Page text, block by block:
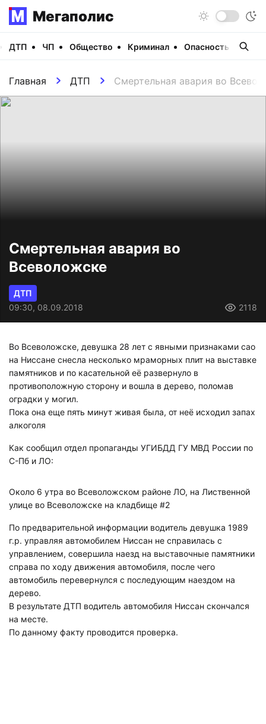
Мегаполис
ДТП ЧП Общество Криминал Опасность
Главная ДТП Смертельная авария во
Смертельная авария во
Всеволожске
ДТП
09:30, 08.09.2018
2118
Во Всеволожске, девушка 28 лет с явными признаками сао
на Ниссане снесла несколько мраморных плит на выставке
памятников и по касательной её развернуло в
противоположную сторону и вошла в дерево, поломав
оградки у могил.
Пока она еще пять минут живая была, от неё исходил запах
алкоголя
Как сообщил отдел пропаганды УГИБДД ГУ МВД России по
С-Пб и ЛО:
Около 6 утра во Всеволожском районе ЛО, на Лиственной
улице во Всеволожске на кладбище #2
По предварительной информации водитель девушка 1989
г.р. управляя автомобилем Ниссан не справилась с
управлением, совершила наезд на выставочные памятники
справа по ходу движения автомобиля, после чего
автомобиль перевернулся с последующим наездом на
дерево.
В результате ДТП водитель автомобиля Ниссан скончался
на месте.
По данному факту проводится проверка.